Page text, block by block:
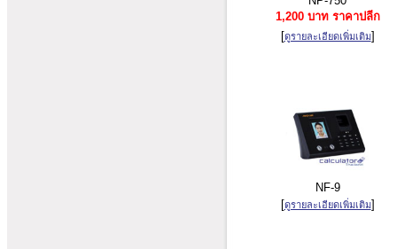
1,200 บาท ราคาปลีก
[ดูรายละเอียดเพิ่มเติม]
NF-9
[ดูรายละเอียดเพิ่มเติม]